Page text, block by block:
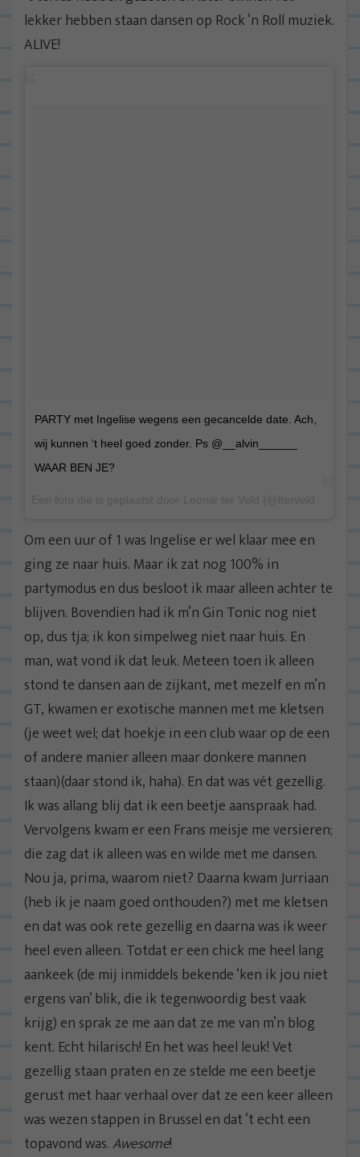
lekker hebben staan dansen op Rock ‘n Roll muziek.
ALIVE!
PARTY met Ingelise wegens een gecancelde date. Ach,
wij kunnen ‘t heel goed zonder. Ps @__alvin______
WAAR BEN JE?
Om een uur of 1 was Ingelise er wel klaar mee en
ging ze naar huis. Maar ik zat nog 100% in
partymodus en dus besloot ik maar alleen achter te
blijven. Bovendien had ik m’n Gin Tonic nog niet
op, dus tja; ik kon simpelweg niet naar huis. En
man, wat vond ik dat leuk. Meteen toen ik alleen
stond te dansen aan de zijkant, met mezelf en m’n
GT, kwamen er exotische mannen met me kletsen
(je weet wel; dat hoekje in een club waar op de een
of andere manier alleen maar donkere mannen
staan)(daar stond ik, haha). En dat was vét gezellig.
Ik was allang blij dat ik een beetje aanspraak had.
Vervolgens kwam er een Frans meisje me versieren;
die zag dat ik alleen was en wilde met me dansen.
Nou ja, prima, waarom niet? Daarna kwam Jurriaan
(heb ik je naam goed onthouden?) met me kletsen
en dat was ook rete gezellig en daarna was ik weer
heel even alleen. Totdat er een chick me heel lang
aankeek (de mij inmiddels bekende ‘ken ik jou niet
ergens van’ blik, die ik tegenwoordig best vaak
krijg) en sprak ze me aan dat ze me van m’n blog
kent. Echt hilarisch! En het was heel leuk! Vet
gezellig staan praten en ze stelde me een beetje
gerust met haar verhaal over dat ze een keer alleen
was wezen stappen in Brussel en dat ‘t echt een
topavond was.Awesome!